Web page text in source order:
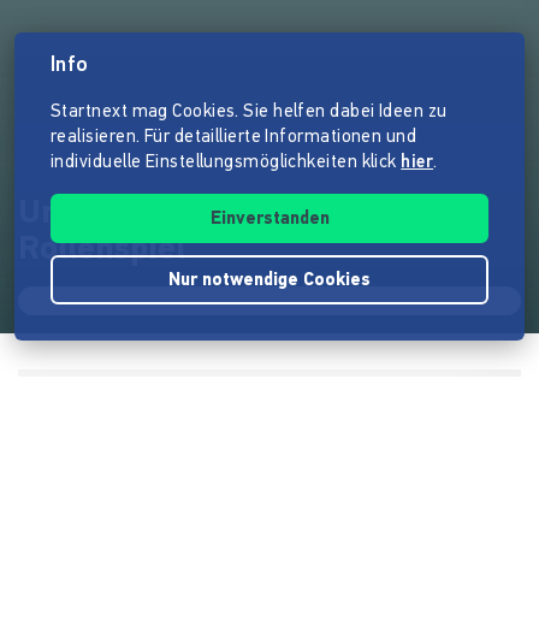
Umläut - Das Heavy Metal
Rollenspiel
Info
Startnext mag Cookies. Sie helfen dabei Ideen zu
realisieren. Für detaillierte Informationen und
individuelle Einstellungsmöglichkeiten klick hier.
Einverstanden
Nur notwendige Cookies